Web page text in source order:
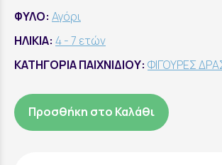
ΦΥΛΟ: Αγόρι
ΗΛΙΚΙΑ: 4 - 7 ετών
ΚΑΤΗΓΟΡΙΑ ΠΑΙΧΝΙΔΙΟΥ: ΦΙΓΟΥΡΕΣ
Προσθήκη στο Καλάθι